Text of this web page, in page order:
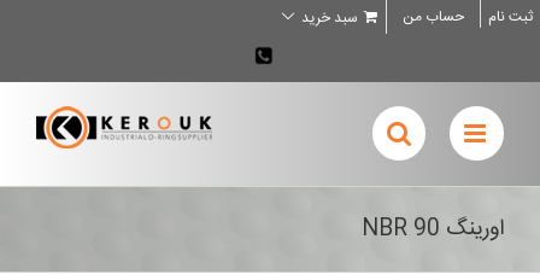
Skip
to
ثبت نام حساب من سبد خرید
02636707898
اورینگ NBR 90